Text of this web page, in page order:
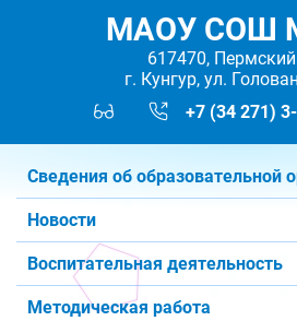
МАОУ СОШ
617470,
г. Кунгур, ул.
+7 (34 271)
Сведения об образовательной
Новости
Воспитательная деятельность
Методическая работа